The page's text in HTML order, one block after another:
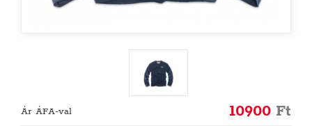
Ár ÁFA-val 10900 Ft